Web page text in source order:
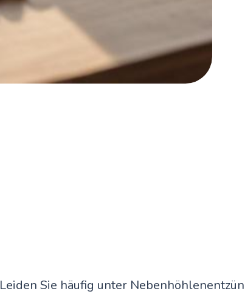
Leiden Sie häufig unter